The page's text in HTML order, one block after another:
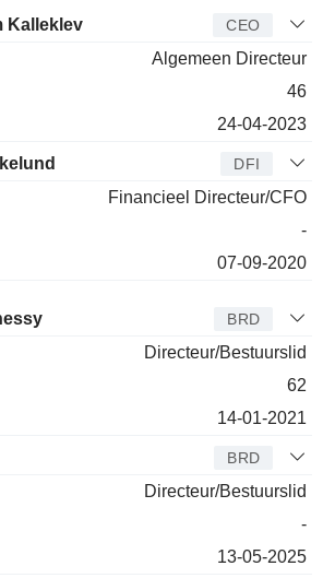
Leeftijd Van
Kalleklev CEO
Algemeen Directeur
46
24-04-2023
DFI
Financieel Directeur/CFO
-
07-09-2020
BRD
Directeur/Bestuurslid
62
14-01-2021
BRD
Directeur/Bestuurslid
-
13-05-2025